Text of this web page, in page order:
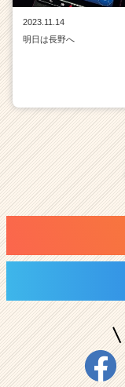
2023.11.14
明日は長野へ